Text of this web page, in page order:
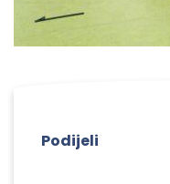
Podijeli